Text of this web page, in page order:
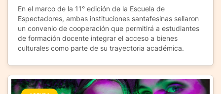
En el marco de la 11° edición de la Escuela de
Espectadores, ambas instituciones santafesinas sellaron
un convenio de cooperación que permitirá a estudiantes
de formación docente integrar el acceso a bienes
culturales como parte de su trayectoria académica.